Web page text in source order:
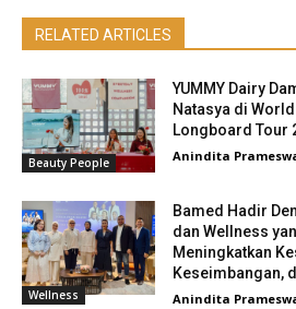
RELATED ARTICLES
Beauty People
YUMMY Dairy
Natasya di
Longboard Tour
Anindita
Wellness
Bamed Hadir
dan Wellness
Meningkatkan
Keseimbangan,
Anindita